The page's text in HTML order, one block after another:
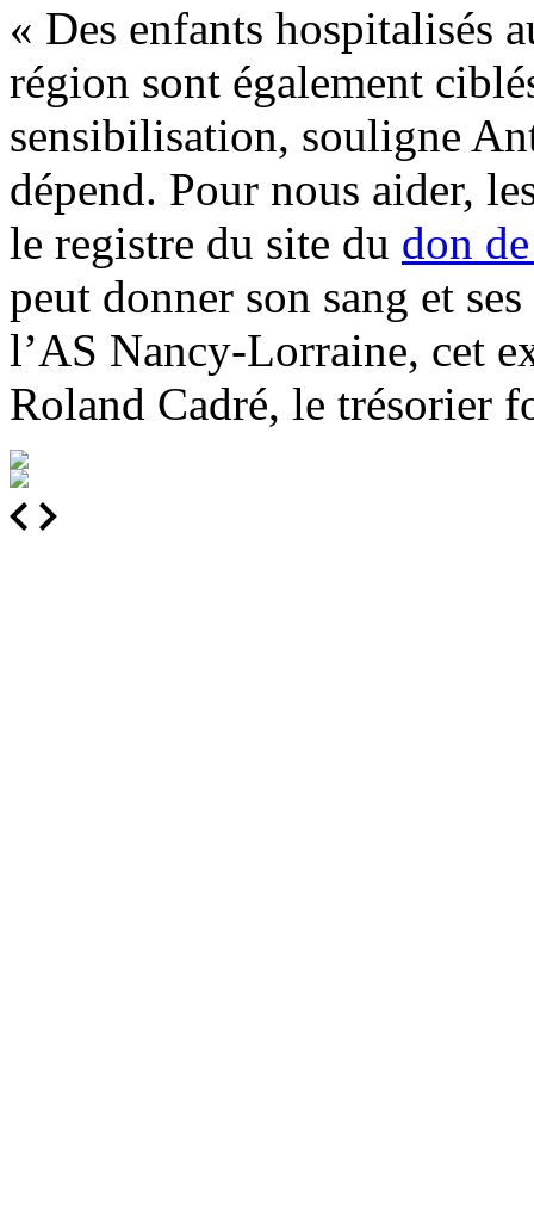
« Des enfants hospitalisés
région sont également
sensibilisation, souligne
dépend. Pour nous aider,
le registre du site du don
peut donner son sang et
l’AS Nancy-Lorraine, cet
Roland Cadré, le trésorier